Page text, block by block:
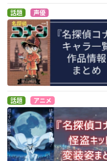
話題 声優
話題 アニメ